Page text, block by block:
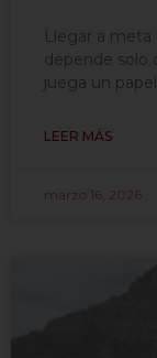
Llegar a meta
depende solo
juega un
LEER MÁS
marzo 16, 2026